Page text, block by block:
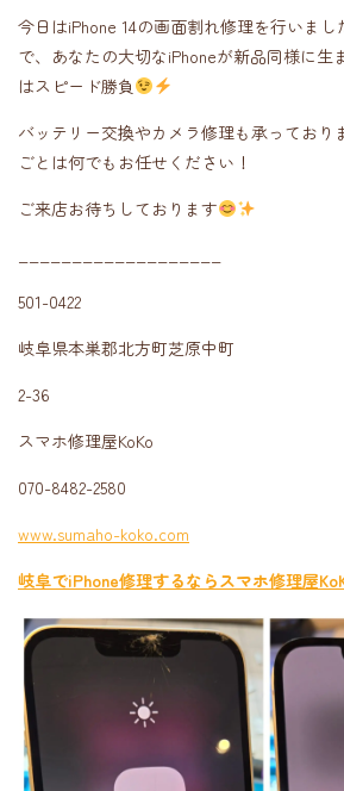
今日はiPhone 14の画面割れ修理を行いまし
で、あなたの大切なiPhoneが新品同様に生
はスピード勝負
バッテリー交換やカメラ修理も承っており
ごとは何でもお任せください！
ご来店お待ちしております
501-0422
岐阜県本巣郡北方町芝原中町
2-36
スマホ修理屋KoKo
070-8482-2580
www.sumaho-koko.com
岐阜でiPhone修理するならスマホ修理屋